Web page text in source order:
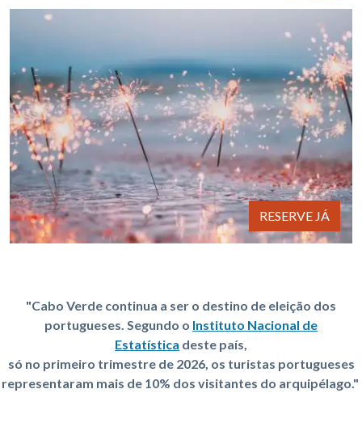
RESERVE JÁ
"Cabo Verde continua a ser o destino de eleição dos
portugueses. Segundo o Instituto Nacional de
Estatística deste país,
só no primeiro trimestre de 2026, os turistas portugueses
representaram mais de 10% dos visitantes do arquipélago."